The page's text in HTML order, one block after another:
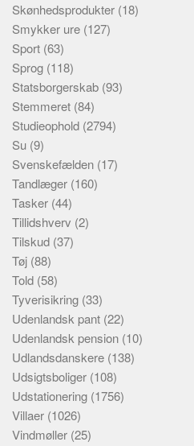
Skønhedsprodukter (18)
Smykker ure (127)
Sport (63)
Sprog (118)
Statsborgerskab (93)
Stemmeret (84)
Studieophold (2794)
Su (9)
Svenskefælden (17)
Tandlæger (160)
Tasker (44)
Tillidshverv (2)
Tilskud (37)
Tøj (88)
Told (58)
Tyverisikring (33)
Udenlandsk pant (22)
Udenlandsk pension (10)
Udlandsdanskere (138)
Udsigtsboliger (108)
Udstationering (1756)
Villaer (1026)
Vindmøller (25)